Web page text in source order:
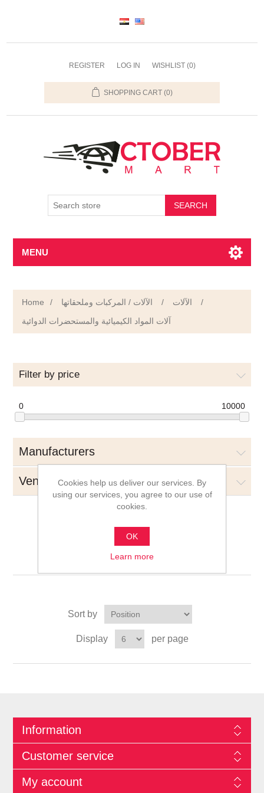
REGISTER LOG IN WISHLIST (0)
SHOPPING CART (0)
SEARCH
MENU
Home / الآلات / المركبات وملحقاتها / الآلات
/
آلات المواد الكيميائية والمستحضرات الدوائية
Filter by price
0 10000
Manufacturers
Vendors
آلات المواد الكيميائية
والمستحضرات الدوائية
Sort by
Display per page
Information
Customer service
My account
Cookies help us deliver our services. By
using our services, you agree to our use of
cookies.
OK
Learn more